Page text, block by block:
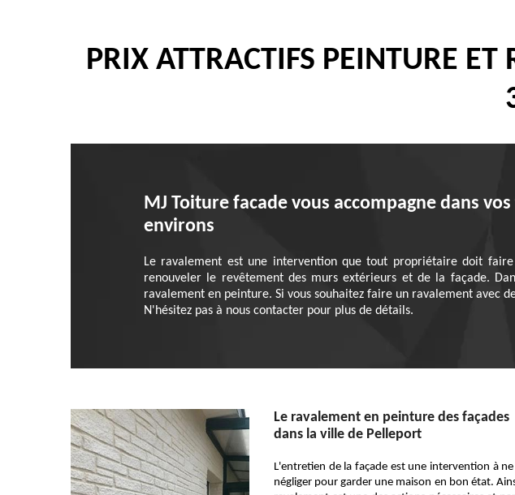
PRIX ATTRACTIFS PEINTURE
MJ Toiture facade vous accompagne dans
environs
Le ravalement est une intervention que tout propriétaire doit
renouveler le revêtement des murs extérieurs et de la façade.
ravalement en peinture. Si vous souhaitez faire un ravalement avec
N'hésitez pas à nous contacter pour plus de détails.
Le ravalement en peinture des façades
dans la ville de Pelleport
L'entretien de la façade est une intervention à ne
négliger pour garder une maison en bon état.